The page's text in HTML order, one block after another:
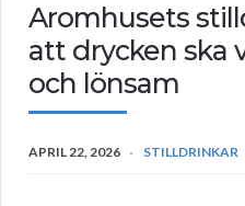
Aromhusets
att drycken ska
och lönsam
APRIL 22, 2026 STILLDRINKAR